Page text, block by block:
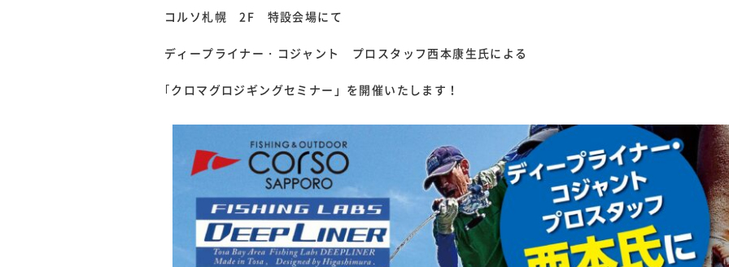
コルソ札幌 2F 特設会場にて
ディープライナー・コジャント プロスタッフ西本康生氏による
｢クロマグロジギングセミナー」を開催いたします！